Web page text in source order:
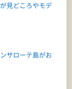
見どころやモデ
サローテ島がお